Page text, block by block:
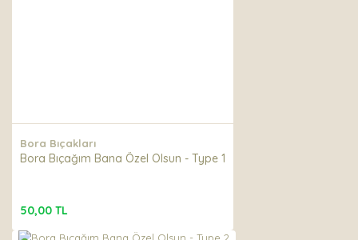
Bora Bıçakları
Bora Bıçağım Bana Özel Olsun - Type 1
50,00 TL